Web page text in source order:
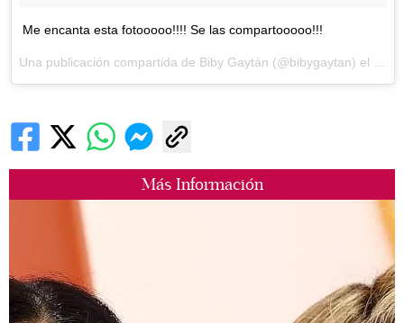
Más Información
Me encanta esta fotooooo!!!! Se las compartooooo!!!